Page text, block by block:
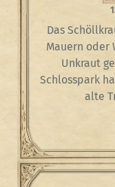
Das
Mauern oder
Unkraut
Schlosspark
alte